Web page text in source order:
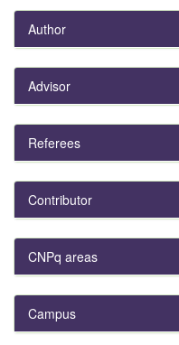
Author
Advisor
Referees
Contributor
CNPq areas
Campus